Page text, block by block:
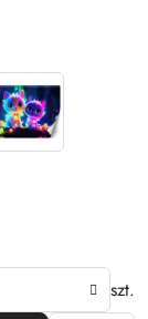
szt.